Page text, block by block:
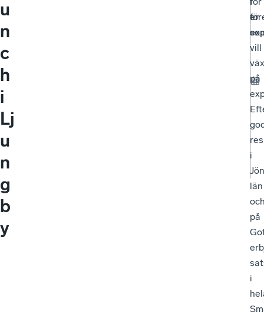
u
n
c
h
i
Lj
u
n
g
b
y
er
vill
på
i
län
på
i